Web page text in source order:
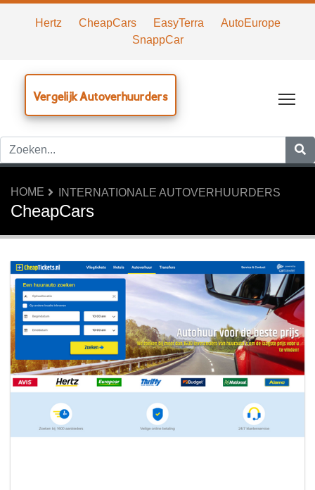
Hertz CheapCars EasyTerra
AutoEurope
SnappCar
Vergelijk Autoverhuurders
HOME INTERNATIONALE AUTOVERHUURDERS
CheapCars